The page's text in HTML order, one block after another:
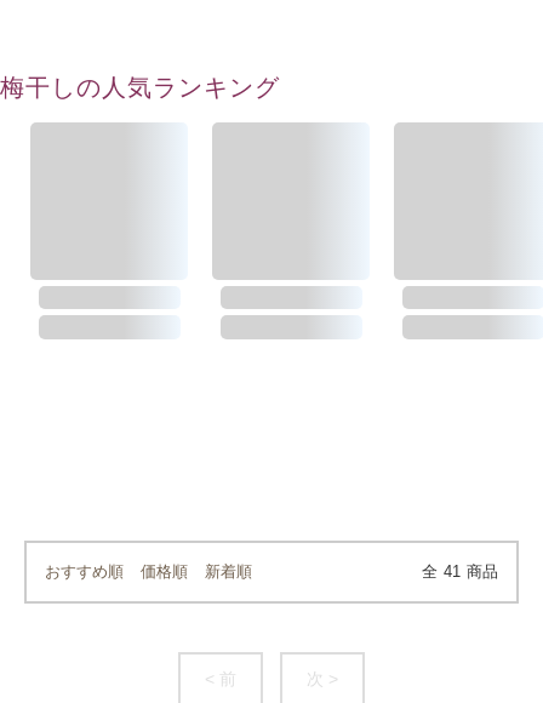
梅干しの人気ランキング
おすすめ順 価格順 新着順 全 41 商品
< 前 次 >